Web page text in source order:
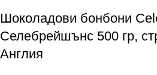
Шоколадови бонбони
Селебрейшънс 500 гр,
Англия